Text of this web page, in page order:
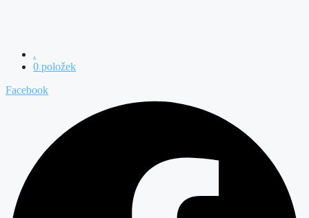
.
0 položek
Facebook